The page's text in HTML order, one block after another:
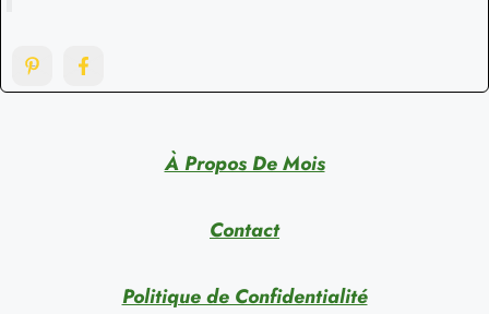
À Propos De Mois
Contact
Politique de Confidentialité